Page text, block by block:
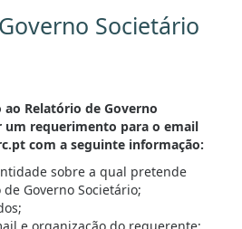
Societário
ao Relatório de Governo
um requerimento para o email
com a seguinte informação:
sobre a qual pretende
Governo Societário;